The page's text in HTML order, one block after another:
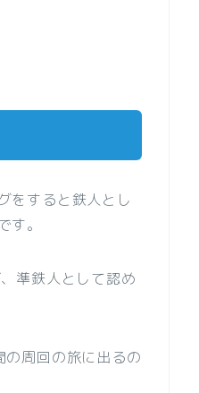
をすると鉄人とし
。
準鉄人として認め
周回の旅に出るの